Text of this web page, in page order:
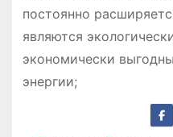
постоянно
являются
экономически
энергии;